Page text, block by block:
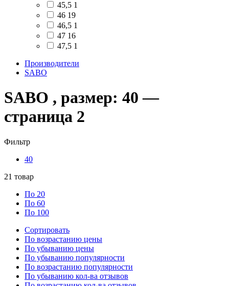
45,5 1
46 19
46,5 1
47 16
47,5 1
Производители
SABO
SABO , размер: 40 —
страница 2
Фильтр
40
21 товар
По 20
По 60
По 100
Сортировать
По возрастанию цены
По убыванию цены
По убыванию популярности
По возрастанию популярности
По убыванию кол-ва отзывов